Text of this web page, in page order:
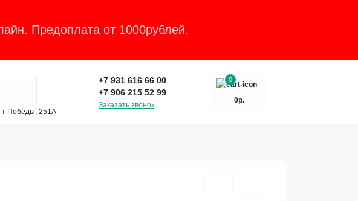
Предоплата от 1000рублей.
т Победы, 251А
+7 931 616 66 00
+7 906 215 52 99
Заказать звонок
0
0р.